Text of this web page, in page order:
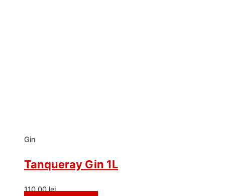
Gin
Tanqueray Gin 1L
110,00lei